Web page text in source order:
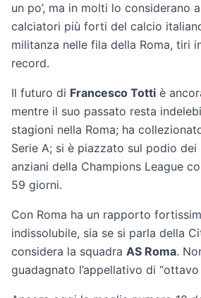
un po’, ma in molti lo considerano
calciatori più forti del calcio
militanza nelle fila della Roma, tiri
record.
Il futuro di Francesco Totti è
mentre il suo passato resta
stagioni nella Roma; ha
Serie A; si è piazzato sul podio
anziani della Champions League
59 giorni.
Con Roma ha un rapporto
indissolubile, sia se si parla della
considera la squadra AS Roma.
guadagnato l’appellativo di “ottavo